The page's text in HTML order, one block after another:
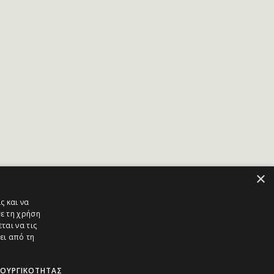
×
και να
τη χρήση
να τις
από τη